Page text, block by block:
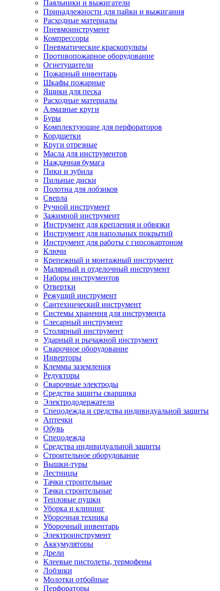
Паяльники и выжигатели
Принадлежности для пайки и выжигания
Расходные материалы
Пневмоинструмент
Компрессоры
Пневматические краскопульты
Противопожарное оборудование
Огнетушители
Пожарный инвентарь
Шкафы пожарные
Ящики для песка
Расходные материалы
Алмазные круги
Буры
Комплектующие для перфораторов
Кордщетки
Круги отрезные
Масла для инструментов
Наждачная бумага
Пики и зубила
Пильные диски
Полотна для лобзиков
Сверла
Ручной инструмент
Зажимной инструмент
Инструмент для крепления и обвязки
Инструмент для напольных покрытий
Инструмент для работы с гипсокартоном
Ключи
Крепежный и монтажный инструмент
Малярный и отделочный инструмент
Наборы инструментов
Отвертки
Режущий инструмент
Сантехнический инструмент
Системы хранения для инструмента
Слесарный инструмент
Столярный инструмент
Ударный и рычажной инструмент
Сварочное оборудование
Инверторы
Клеммы заземления
Редукторы
Сварочные электроды
Средства защиты сварщика
Электрододержатели
Спецодежда и средства индивидуальной защиты
Аптечки
Обувь
Спецодежда
Средства индивидуальной защиты
Строительное оборудование
Вышки-туры
Лестницы
Тачки строительные
Тачки строительные
Тепловые пушки
Уборка и клининг
Уборочная техника
Уборочный инвентарь
Электроинструмент
Аккумуляторы
Дрели
Клеевые пистолеты, термофены
Лобзики
Молотки отбойные
Перфораторы